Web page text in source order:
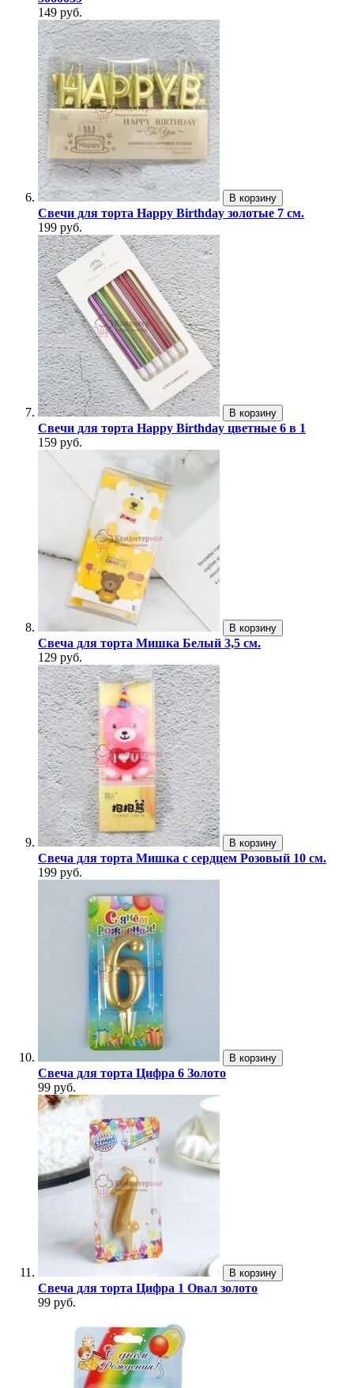
149 руб.
В корзину
Свечи для торта Happy Birthday золотые 7 см.
199 руб.
В корзину
Свечи для торта Happy Birthday цветные 6 в 1
159 руб.
В корзину
Свеча для торта Мишка Белый 3,5 см.
129 руб.
В корзину
Свеча для торта Мишка с сердцем Розовый 10 см.
199 руб.
В корзину
Свеча для торта Цифра 6 Золото
99 руб.
В корзину
Свеча для торта Цифра 1 Овал золото
99 руб.